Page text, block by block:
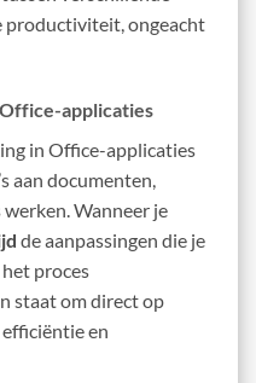
productiviteit, ongeacht
applicaties
in Office-applicaties
aan documenten,
Wanneer je
de aanpassingen die je
proces
staat om direct op
en